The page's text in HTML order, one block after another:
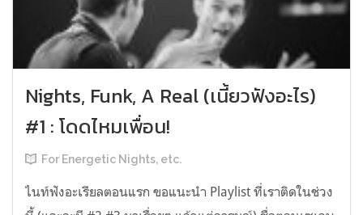
Nights, Funk, A Real (เนี้ยวฟังอะไร)
#1 : โดดไหมเพื่อน!
For Energetic Nights, etc.
ไนท์ฟังอะเรียลตอนแรก ขอแนะนำ Playlist ที่เราติดในช่วง